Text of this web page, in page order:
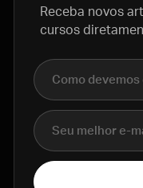
Receba novos
cursos
Nome completo
E-mail